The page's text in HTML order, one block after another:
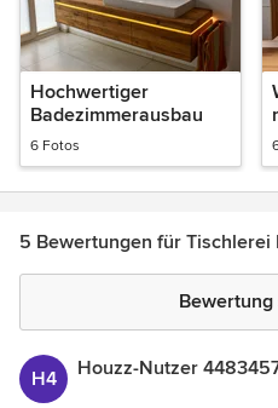
Hochwertiger
Badezimmerausbau
6 Fotos
5 Bewertungen für Tischlerei
H4